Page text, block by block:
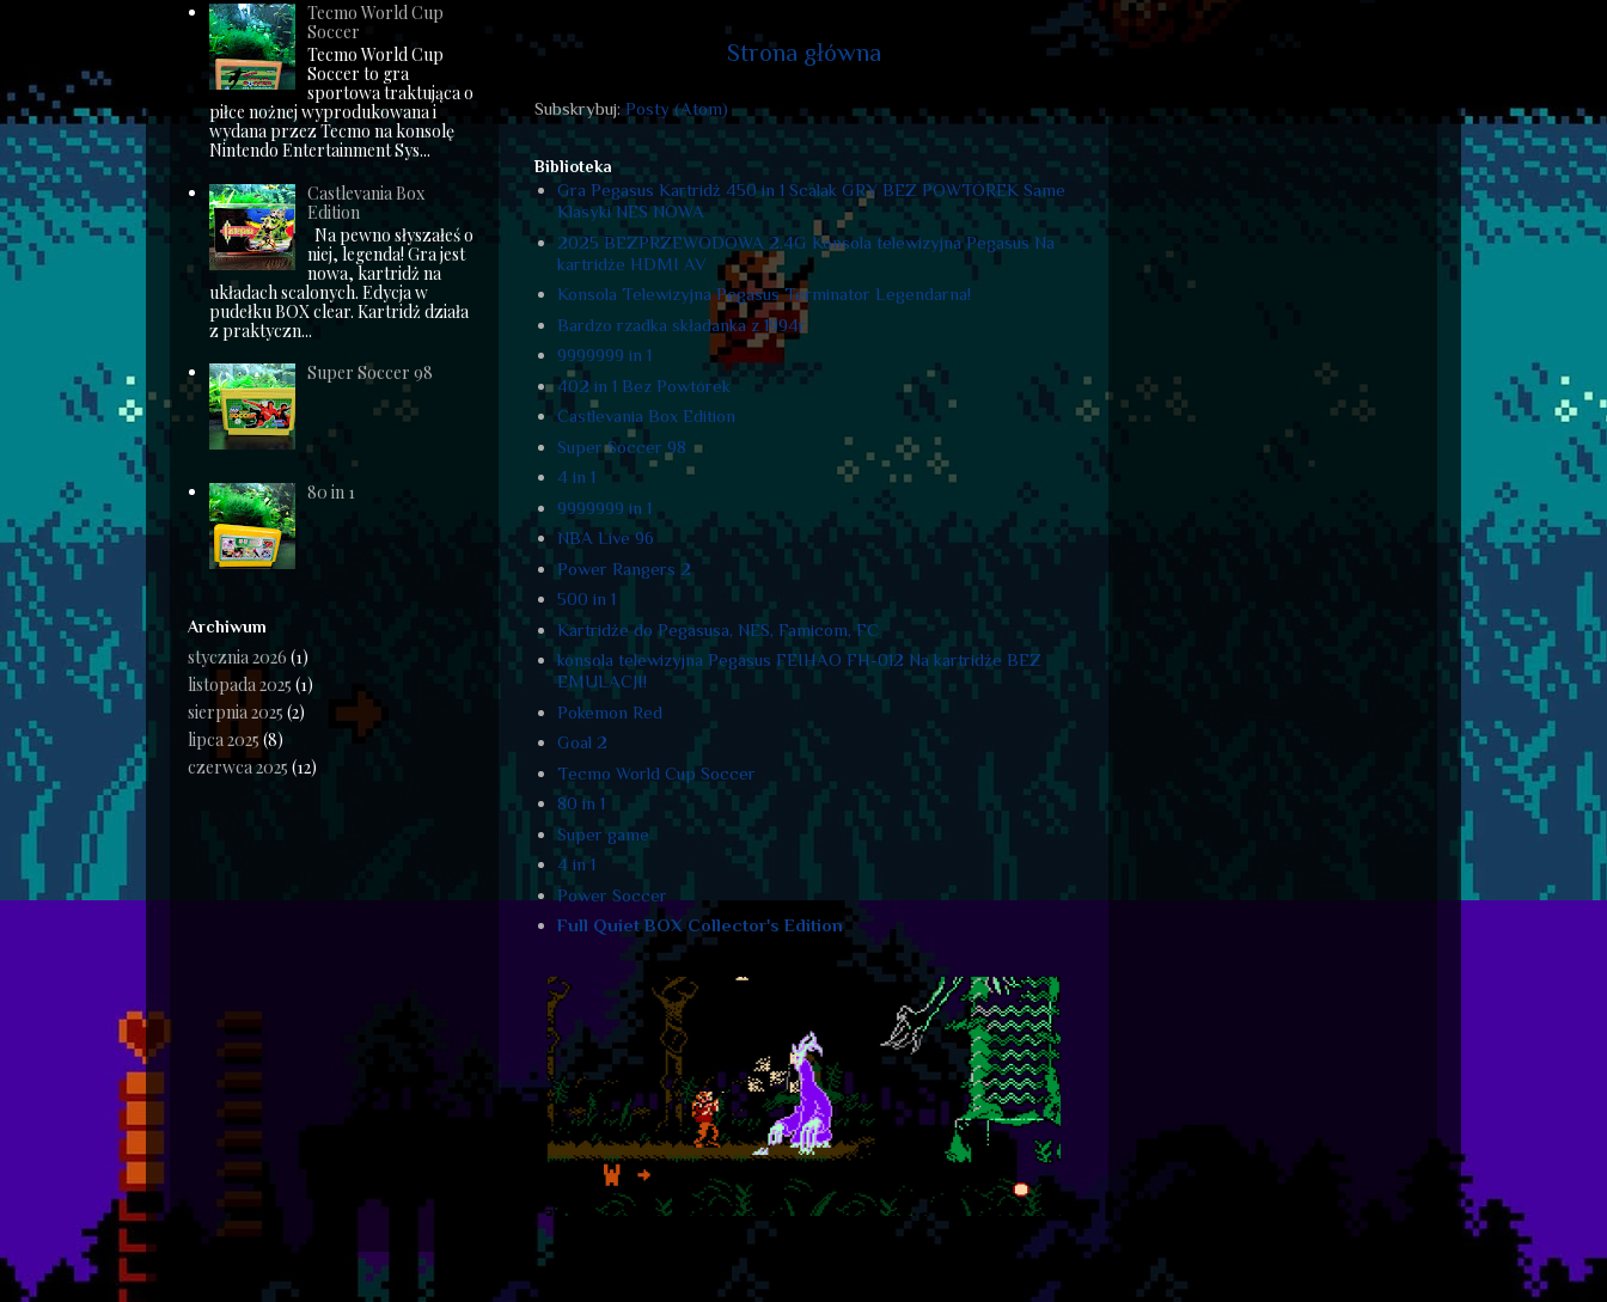
Strona główna
Subskrybuj:Posty (Atom)
Biblioteka
Gra Pegasus Kartridż 450 in 1 Scalak GRY BEZ POWTÓREK Same
Klasyki NES NOWA
2025 BEZPRZEWODOWA 2.4G Konsola telewizyjna Pegasus Na
kartridże HDMI AV
Konsola Telewizyjna Pegasus Terminator Legendarna!
Bardzo rzadka składanka z 1994r.
9999999 in 1
402 in 1 Bez Powtórek
Castlevania Box Edition
Super Soccer 98
4 in 1
9999999 in 1
NBA Live 96
Power Rangers 2
500 in 1
Kartridże do Pegasusa, NES, Famicom, FC
konsola telewizyjna Pegasus FEIHAO FH-012 Na kartridże BEZ
EMULACJI!
Pokemon Red
Goal 2
Tecmo World Cup Soccer
80 in 1
Super game
4 in 1
Power Soccer
Full Quiet BOX Collector's Edition
Tecmo World Cup
Soccer
Tecmo World Cup
Soccer to gra
sportowa traktująca o
piłce nożnej wyprodukowana i
wydana przez Tecmo na konsolę
Nintendo Entertainment Sys...
Castlevania Box
Edition
Na pewno słyszałeś o
niej, legenda! Gra jest
nowa, kartridż na
układach scalonych. Edycja w
pudełku BOX clear. Kartridż działa
z praktyczn...
Super Soccer 98
80 in 1
Archiwum
stycznia 2026 (1)
listopada 2025 (1)
sierpnia 2025 (2)
lipca 2025 (8)
czerwca 2025 (12)